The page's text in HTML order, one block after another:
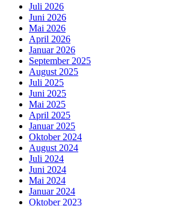
Juli 2026
Juni 2026
Mai 2026
April 2026
Januar 2026
September 2025
August 2025
Juli 2025
Juni 2025
Mai 2025
April 2025
Januar 2025
Oktober 2024
August 2024
Juli 2024
Juni 2024
Mai 2024
Januar 2024
Oktober 2023